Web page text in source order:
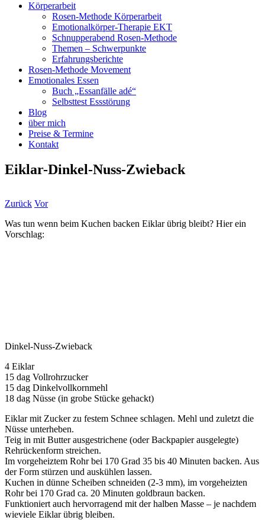
Körperarbeit
Rosen-Methode Körperarbeit
Emotionalkörper-Therapie EKT
Schnupperabend Rosen-Methode
Themen – Schwerpunkte
Erfahrungsberichte
Rosen-Methode Movement
Emotionales Essen
Buch „Essanfälle adé“
Selbsttest Essstörung
Blog
über mich
Preise & Termine
Kontakt
Eiklar-Dinkel-Nuss-Zwieback
Zurück Vor
Was tun wenn beim Kuchen backen Eiklar übrig bleibt? Hier ein
Vorschlag:
Dinkel-Nuss-Zwieback
4 Eiklar
15 dag Vollrohrzucker
15 dag Dinkelvollkornmehl
18 dag Nüsse (in grobe Stücke gehackt)
Eiklar mit Zucker zu festem Schnee schlagen. Mehl und zuletzt die
Nüsse unterheben.
Teig in mit Butter ausgestrichene (oder Backpapier ausgelegte)
Rehrückenform streichen.
Im vorgeheiztem Rohr bei 170 Grad 35 bis 40 Minuten backen. Aus
der Form stürzen und auskühlen lassen.
Kuchen in dünne Scheiben schneiden (2-3 mm), im vorgeheizten
Rohr bei 170 Grad ca. 20 Minuten goldbraun backen.
Funktioniert auch hervorragend mit der halben Masse – je nachdem
wieviele Eiklar übrig bleiben.